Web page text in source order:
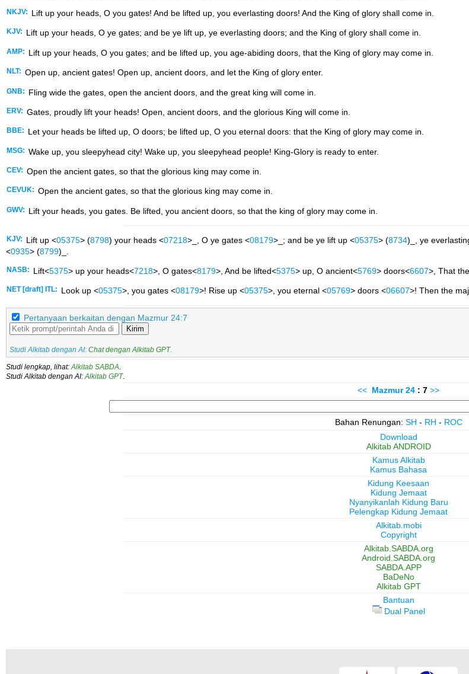
NKJV: Lift up your heads, O you gates! And be lifted up, you everlasting doors! And the King of glory shall come in.
KJV: Lift up your heads, O ye gates; and be ye lift up, ye everlasting doors; and the King of glory shall come in.
AMP: Lift up your heads, O you gates; and be lifted up, you age-abiding doors, that the King of glory may come in.
NLT: Open up, ancient gates! Open up, ancient doors, and let the King of glory enter.
GNB: Fling wide the gates, open the ancient doors, and the great king will come in.
ERV: Gates, proudly lift your heads! Open, ancient doors, and the glorious King will come in.
BBE: Let your heads be lifted up, O doors; be lifted up, O you eternal doors: that the King of glory may come in.
MSG: Wake up, you sleepyhead city! Wake up, you sleepyhead people! King-Glory is ready to enter.
CEV: Open the ancient gates, so that the glorious king may come in.
CEVUK: Open the ancient gates, so that the glorious king may come in.
GWV: Lift your heads, you gates. Be lifted, you ancient doors, so that the king of glory may come in.
KJV: Lift up <05375> (8798) your heads <07218>_, O ye gates <08179>_; and be ye lift up <05375> (8734)_, ye
<0935> (8799)_.
NASB: Lift<5375> up your heads<7218>, O gates<8179>, And be lifted<5375> up, O ancient<5769> doors<6607>, That
NET [draft] ITL: Look up <05375>, you gates <08179>! Rise up <05375>, you eternal <05769> doors <06607>! Then the
Pertanyaan berkaitan dengan Mazmur 24:7
Kirim
Studi Alkitab dengan AI: Chat dengan Alkitab GPT.
Studi lengkap, lihat: Alkitab SABDA
Studi Alkitab dengan AI: Alkitab GPT.
<< Mazmur 24 : 7 >>
Bahan Renungan: SH - RH - ROC
Download
Alkitab ANDROID
Kamus Alkitab
Kamus Bahasa
Kidung Keesaan
Kidung Jemaat
Nyanyikanlah Kidung Baru
Pelengkap Kidung Jemaat
Alkitab.mobi
Copyright
Alkitab.SABDA.org
Android.SABDA.org
SABDA.APP
BaDeNo
Alkitab GPT
Bantuan
Dual Panel